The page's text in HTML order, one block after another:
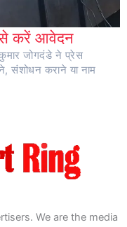
करें आवेदन
कुमार जोगदंडे ने प्रेस
संशोधन कराने या नाम
We are the media